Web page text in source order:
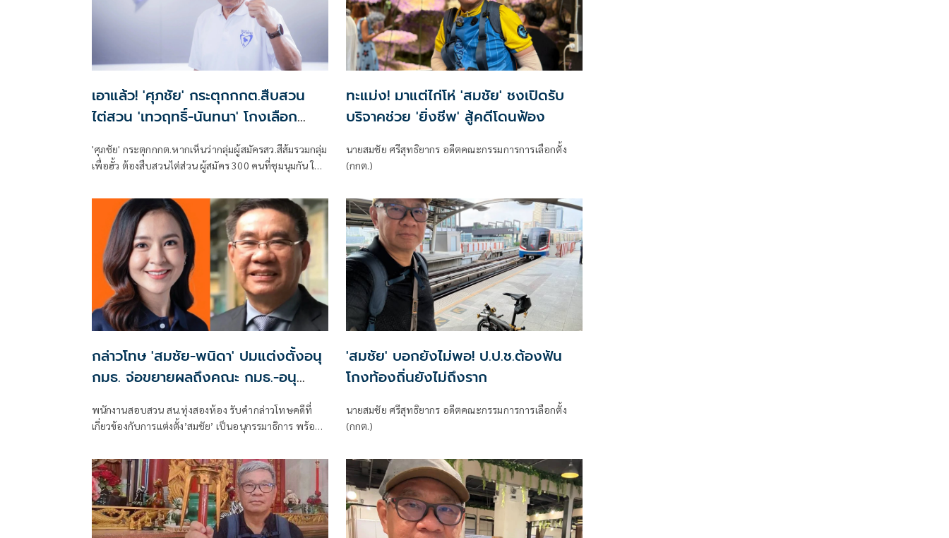
เอาแล้ว! 'ศุภชัย' กระตุกกกต.สืบสวน
ไต่สวน 'เทวฤทธิ์-นันทนา' โกงเลือก
'ศุภชัย' กระตุกกกต.หากเห็นว่ากลุ่มผู้สมัครสว.สีส้มรวมกลุ่ม
เพื่อฮั้ว ต้องสืบสวนไต่ส่วน ผู้สมัคร 300 คนที่ชุมนุมกัน ใคร
ที่ไหน ใครจ่าย 'เทวฤทธิ์ -นันทนา'โกงหรือไม่ ขู่หรือยากให้
มีการร้อง ยินดีจัดให้หลักฐานเพียบ
ทะแม่ง! มาแต่ไก่โห่ 'สมชัย' ชงเปิดรับ
บริจาคช่วย 'ยิ่งชีพ' สู้คดีโดนฟ้อง
นายสมชัย ศรีสุทธิยากร อดีตคณะกรรมการการเลือกตั้ง
(กกต.)
กล่าวโทษ 'สมชัย-พนิดา' ปมแต่งตั้งอนุ
กมธ. จ่อขยายผลถึงคณะ กมธ.-อนุ
พนักงานสอบสวน สน.ทุ่งสองห้อง รับคำกล่าวโทษคดีที่
เกี่ยวข้องกับการแต่งตั้ง’สมชัย’ เป็นอนุกรรมาธิการ พร้อม
อยู่ระหว่างรวบรวมพยานหลักฐาน เพื่อดำเนินการเพิ่มเติม
กับบุคคลที่เกี่ยวข้องทั้งคณะกรรมาธิการและคณะอนุ
กรรมาธิการ
'สมชัย' บอกยังไม่พอ! ป.ป.ช.ต้องฟัน
โกงท้องถิ่นยังไม่ถึงราก
นายสมชัย ศรีสุทธิยากร อดีตคณะกรรมการการเลือกตั้ง
(กกต.)